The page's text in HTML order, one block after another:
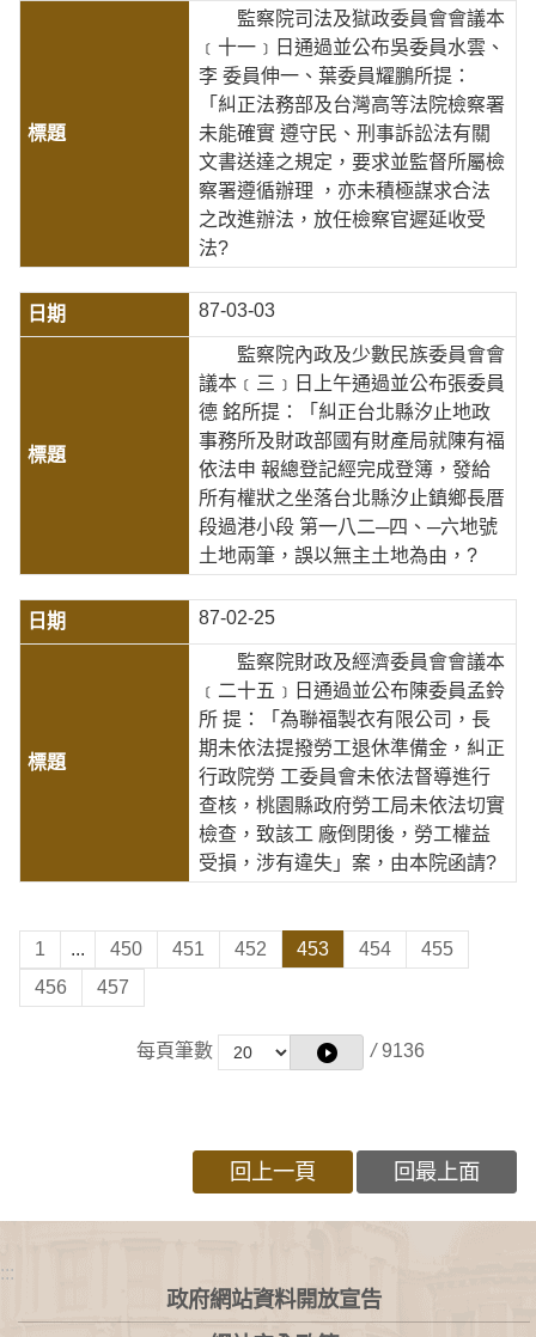
監察院司法及獄政委員會會議本
﹝十一﹞日通過並公布吳委員水雲、
李 委員伸一、葉委員耀鵬所提：
「糾正法務部及台灣高等法院檢察署
未能確實 遵守民、刑事訴訟法有關
文書送達之規定，要求並監督所屬檢
察署遵循辦理 ，亦未積極謀求合法
之改進辦法，放任檢察官遲延收受
法?
87-03-03
監察院內政及少數民族委員會會
議本﹝三﹞日上午通過並公布張委員
德 銘所提：「糾正台北縣汐止地政
事務所及財政部國有財產局就陳有福
依法申 報總登記經完成登簿，發給
所有權狀之坐落台北縣汐止鎮鄉長厝
段過港小段 第一八二─四、─六地號
土地兩筆，誤以無主土地為由，?
87-02-25
監察院財政及經濟委員會會議本
﹝二十五﹞日通過並公布陳委員孟鈴
所 提：「為聯福製衣有限公司，長
期未依法提撥勞工退休準備金，糾正
行政院勞 工委員會未依法督導進行
查核，桃園縣政府勞工局未依法切實
檢查，致該工 廠倒閉後，勞工權益
受損，涉有違失」案，由本院函請?
1 ... 450 451 452 453 454
455
456
457
每頁筆數 / 9136
回上一頁 回最上面
:::
政府網站資料開放宣告